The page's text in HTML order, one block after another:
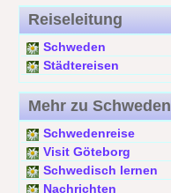
Reiseleitung
Schweden
Städtereisen
Mehr zu Schweden
Schwedenreise
Visit Göteborg
Schwedisch lernen
Nachrichten